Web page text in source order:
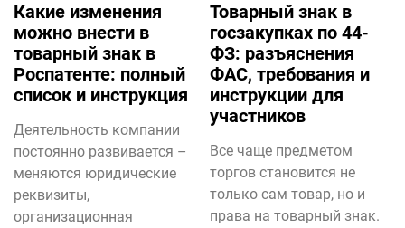
Какие изменения
можно внести в
товарный знак в
Роспатенте: полный
список и инструкция
Деятельность компании
постоянно развивается –
меняются юридические
реквизиты,
организационная
Товарный знак в
госзакупках по 44-
ФЗ: разъяснения
ФАС, требования и
инструкции для
участников
Все чаще предметом
торгов становится не
только сам товар, но и
права на товарный знак.